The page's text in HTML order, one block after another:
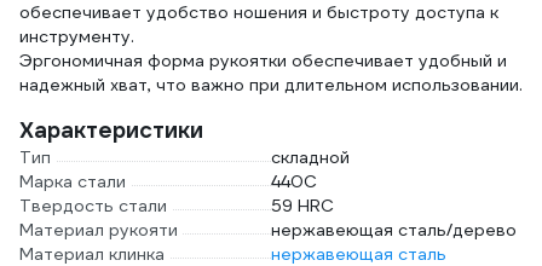
обеспечивает удобство ношения и быстроту доступа к
инструменту.
Эргономичная форма рукоятки обеспечивает удобный и
надежный хват, что важно при длительном использовании.
Характеристики
Тип
складной
Марка стали
440C
Твердость стали
59 HRC
Материал рукояти
нержавеющая сталь/дерево
Материал клинка
нержавеющая сталь